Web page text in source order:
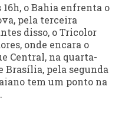
o Bahia enfrenta o
pela terceira
disso, o Tricolor
onde encara o
Central, na quarta-
Brasília, pela segunda
tem um ponto na